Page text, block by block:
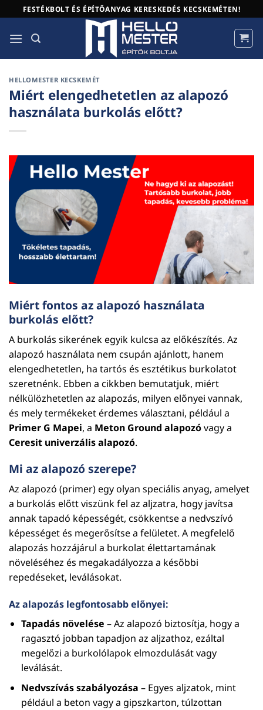
to
content
FESTÉKBOLT ÉS ÉPÍTŐANYAG KERESKEDÉS KECSKEMÉTEN!
HELLOMESTER KECSKEMÉT
Miért elengedhetetlen az alapozó
használata burkolás előtt?
Miért fontos az alapozó használata
burkolás előtt?
A burkolás sikerének egyik kulcsa az előkészítés. Az
alapozó használata nem csupán ajánlott, hanem
elengedhetetlen, ha tartós és esztétikus burkolatot
szeretnénk. Ebben a cikkben bemutatjuk, miért
nélkülözhetetlen az alapozás, milyen előnyei vannak,
és mely termékeket érdemes választani, például a
Primer G Mapei, a Meton Ground alapozóvagy a
Ceresit univerzális alapozó.
Mi az alapozó szerepe?
Az alapozó (primer) egy olyan speciális anyag, amelyet
a burkolás előtt viszünk fel az aljzatra, hogy javítsa
annak tapadó képességét, csökkentse a nedvszívó
képességet és megerősítse a felületet. A megfelelő
alapozás hozzájárul a burkolat élettartamának
növeléséhez és megakadályozza a későbbi
repedéseket, leválásokat.
Az alapozás legfontosabb előnyei:
Tapadás növelése – Az alapozó biztosítja, hogy a
ragasztó jobban tapadjon az aljzathoz, ezáltal
megelőzi a burkolólapok elmozdulását vagy
leválását.
Nedvszívás szabályozása – Egyes aljzatok, mint
például a beton vagy a gipszkarton, túlzottan